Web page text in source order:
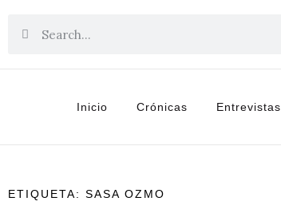
Inicio Crónicas Entrevistas
ETIQUETA: SASA OZMO